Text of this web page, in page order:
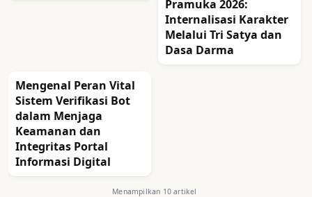
Pramuka 2026:
Internalisasi Karakter
Melalui Tri Satya dan
Dasa Darma
Mengenal Peran Vital
Sistem Verifikasi Bot
dalam Menjaga
Keamanan dan
Integritas Portal
Informasi Digital
Menampilkan 10 artikel